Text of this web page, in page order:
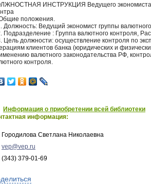
ИНСТРУКЦИЯ Ведущего экономиста
положения.
Должность: Ведущий экономист группы
Подразделение : Группа валютного контроля,
Цель должности: осуществление контроля по
клиентов банка (юридических и
валютного законодательства РФ,
контроля.
Информация о приобретении всей библиотеки
информация:
Городилова Светлана Николаевна
vep@vep.ru
(343) 379-01-69